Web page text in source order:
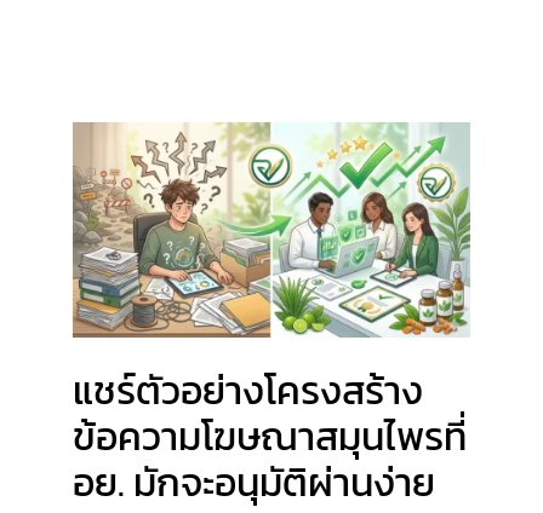
แชร์ตัวอย่างโครงสร้าง
ข้อความโฆษณาสมุนไพรที่
อย. มักจะอนุมัติผ่านง่าย